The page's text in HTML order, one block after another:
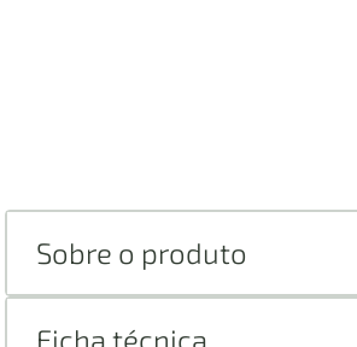
Sobre o produto
Ficha técnica